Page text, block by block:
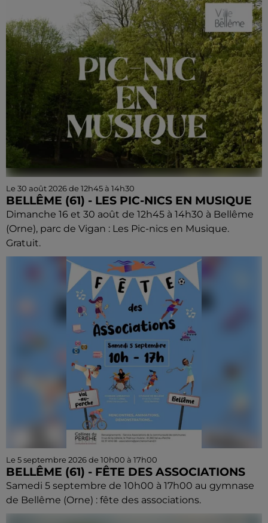
Le 30 août 2026 de 12h45 à 14h30
BELLÊME (61) - LES PIC-NICS EN MUSIQUE
Dimanche 16 et 30 août de 12h45 à 14h30 à Bellême
(Orne), parc de Vigan : Les Pic-nics en Musique.
Gratuit.
Le 5 septembre 2026 de 10h00 à 17h00
BELLÊME (61) - FÊTE DES ASSOCIATIONS
Samedi 5 septembre de 10h00 à 17h00 au gymnase
de Bellême (Orne) : fête des associations.